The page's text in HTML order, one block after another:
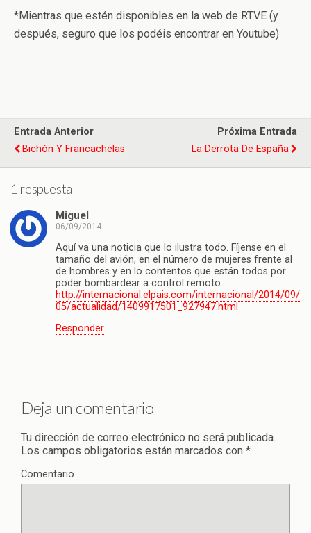
*Mientras que estén disponibles en la web de RTVE (y
después, seguro que los podéis encontrar en Youtube)
Entrada Anterior
Bichón Y Francachelas
Próxima Entrada
La Derrota De España
1 respuesta
Miguel
06/09/2014
Aquí va una noticia que lo ilustra todo. Fíjense en el
tamaño del avión, en el número de mujeres frente al
de hombres y en lo contentos que están todos por
poder bombardear a control remoto.
http://internacional.elpais.com/internacional/2014/09/
05/actualidad/1409917501_927947.html
Responder
Deja un comentario
Tu dirección de correo electrónico no será publicada.
Los campos obligatorios están marcados con *
Comentario